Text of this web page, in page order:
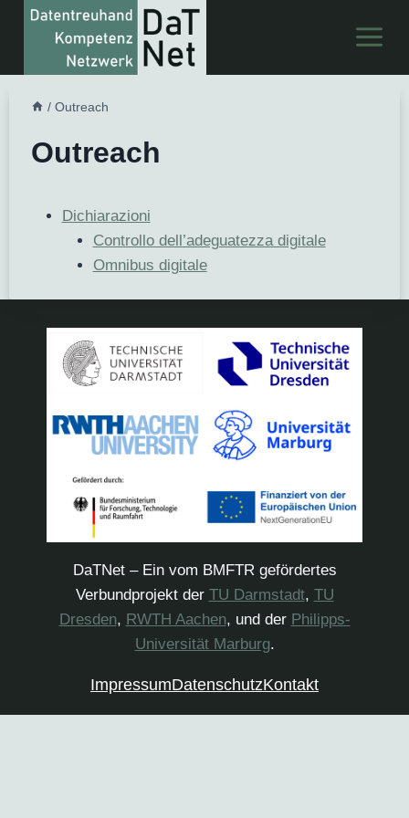
Salta
/ Outreach
Outreach
Dichiarazioni
Controllo dell’adeguatezza digitale
Omnibus digitale
DaTNet – Ein vom BMFTR gefördertes
Verbundprojekt der TU Darmstadt, TU
Dresden, RWTH Aachen, und der Philipps-
Universität Marburg.
ImpressumDatenschutzKontakt